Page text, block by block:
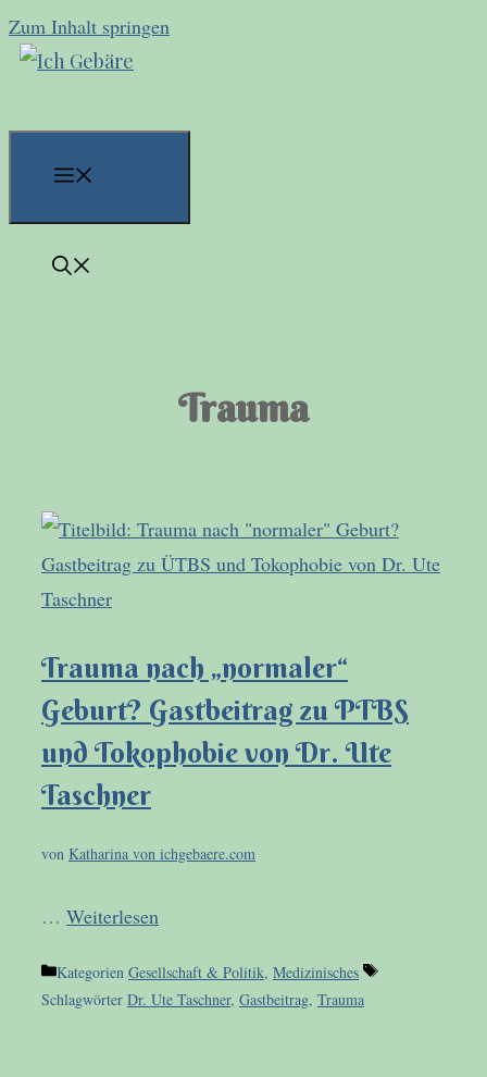
Zum Inhalt springen
Trauma
Trauma nach „normaler“
Geburt? Gastbeitrag zu PTBS
und Tokophobie von Dr. Ute
Taschner
von Katharina von ichgebaere.com
… Weiterlesen
Kategorien Gesellschaft & Politik, Medizinisches
Schlagwörter Dr. Ute Taschner, Gastbeitrag, Trauma